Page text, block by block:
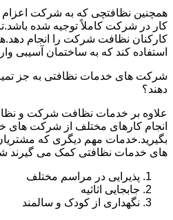
همچنین نظافتچی که به شرکت اعزام
کار در شرکت کاملاً توجیه شده
کارکنان نظافت شرکت را انجام
استفاده کند که به ساختمان آسیبی
شرکت های خدمات نظافتی به جز
دهند؟
علاوه بر خدمات نظافت شرکت و
انجام کارهای مختلف از شرکت های
بگیرید.خدمات مهم دیگری که
های خدمات نظافتی کمک می گیرند
پذیرایی در مراسم مختلف
جابجایی اثاثیه
نگهداری از کودک و سالمند